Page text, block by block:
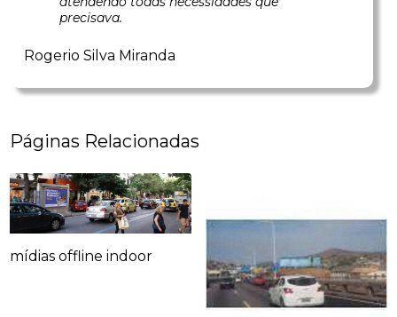
precisava.
Rogerio Silva Miranda
Páginas Relacionadas
mídias offline indoor